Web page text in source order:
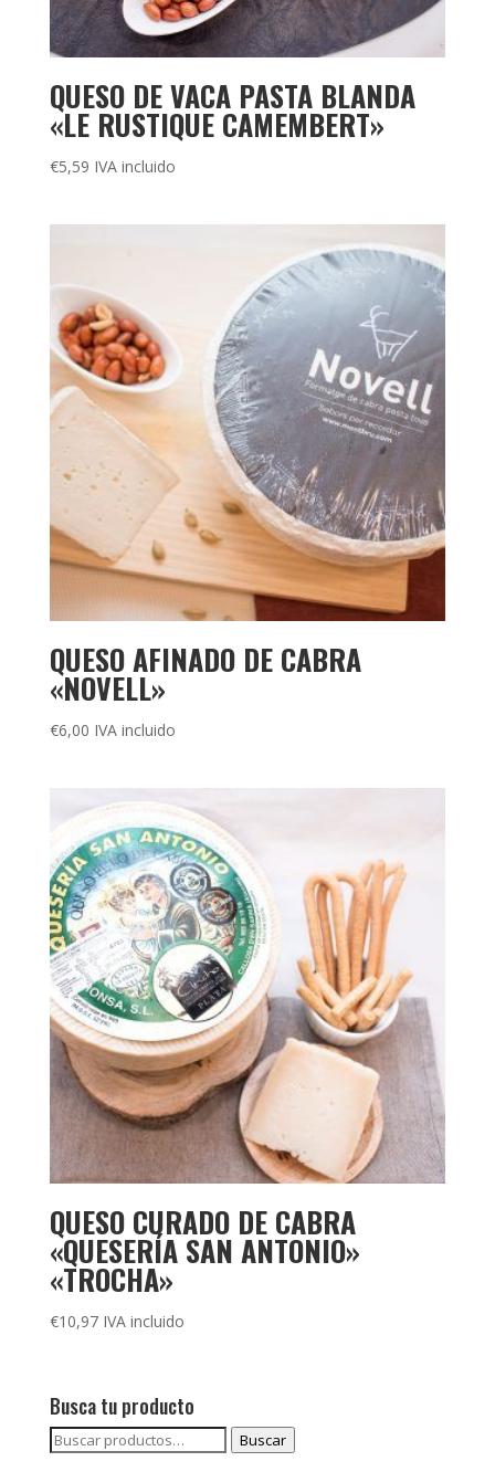
QUESO DE VACA PASTA BLANDA
«LE RUSTIQUE CAMEMBERT»
€5,59 IVA incluido
QUESO AFINADO DE CABRA
«NOVELL»
€6,00 IVA incluido
QUESO CURADO DE CABRA
«QUESERÍA SAN ANTONIO»
«TROCHA»
€10,97 IVA incluido
Busca tu producto
Buscar
Buscar